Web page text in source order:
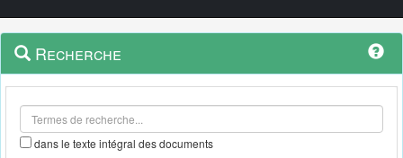
Navigation
outils
Menu
contextuel
Recherche
dans le texte intégral des documents